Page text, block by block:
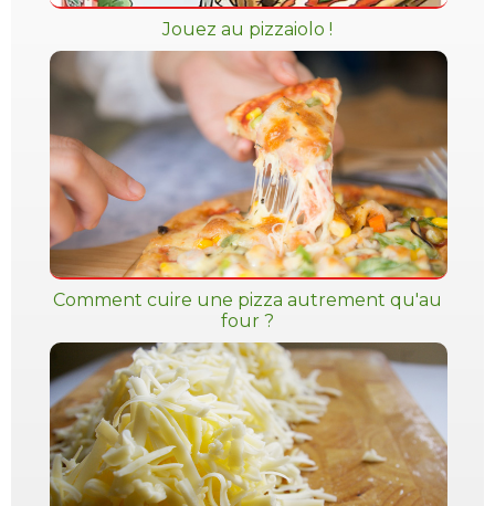
Jouez au pizzaiolo !
Comment cuire une pizza autrement qu'au
four ?